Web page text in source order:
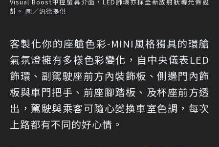
計。 圖／汎德提供
客製化你的座艙色彩-MINI風格獨具的環艙
氣氛燈擁有多樣色彩變化，自中央儀表LED
飾環、副駕駛座前方內裝飾板、側邊門內飾
板與車門把手、前座腳踏板、及杯座前方透
出，駕駛與乘客可隨心變換車室色調，每次
上路都有不同的好心情。